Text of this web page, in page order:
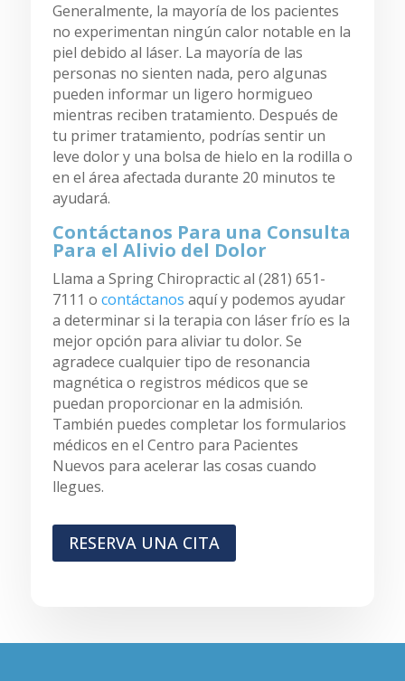
Generalmente, la mayoría de los pacientes
no experimentan ningún calor notable en la
piel debido al láser. La mayoría de las
personas no sienten nada, pero algunas
pueden informar un ligero hormigueo
mientras reciben tratamiento. Después de
tu primer tratamiento, podrías sentir un
leve dolor y una bolsa de hielo en la rodilla o
en el área afectada durante 20 minutos te
ayudará.
Contáctanos Para una Consulta
Para el Alivio del Dolor
Llama a Spring Chiropractic al (281) 651-
7111 o contáctanos aquí y podemos ayudar
a determinar si la terapia con láser frío es la
mejor opción para aliviar tu dolor. Se
agradece cualquier tipo de resonancia
magnética o registros médicos que se
puedan proporcionar en la admisión.
También puedes completar los formularios
médicos en el Centro para Pacientes
Nuevos para acelerar las cosas cuando
llegues.
RESERVA UNA CITA